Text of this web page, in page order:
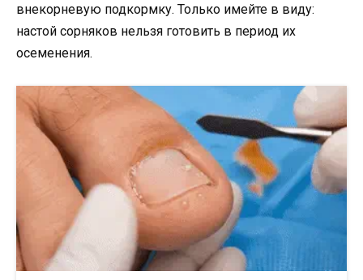
внекорневую подкормку. Только имейте в виду:
настой сорняков нельзя готовить в период их
осеменения.